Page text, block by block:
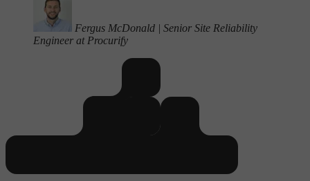
Fergus McDonald | Senior Site Reliability
Engineer at Procurify